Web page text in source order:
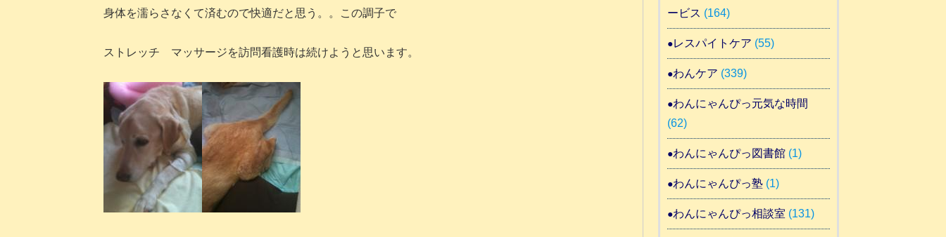
身体を濡らさなくて済むので快適だと思う。。この調子で
ストレッチ マッサージを訪問看護時は続けようと思います。
ービス (164)
レスパイトケア (55)
わんケア (339)
わんにゃんぴっ元気な時間
(62)
わんにゃんぴっ図書館(1)
わんにゃんぴっ塾(1)
わんにゃんぴっ相談室 (131)